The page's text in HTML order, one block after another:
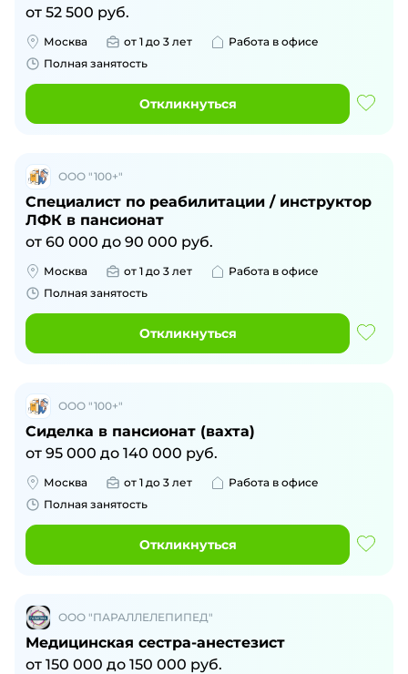
от 52 500 руб.
Москва от 1 до 3 лет
Работа в офисе
Полная занятость
Откликнуться
ООО "100+"
Специалист по реабилитации / инструктор
ЛФК в пансионат
от 60 000 до 90 000 руб.
Москва от 1 до 3 лет
Работа в офисе
Полная занятость
Откликнуться
ООО "100+"
Сиделка в пансионат (вахта)
от 95 000 до 140 000 руб.
Москва от 1 до 3 лет
Работа в офисе
Полная занятость
Откликнуться
ООО "ПАРАЛЛЕЛЕПИПЕД"
Медицинская сестра-анестезист
от 150 000 до 150 000 руб.